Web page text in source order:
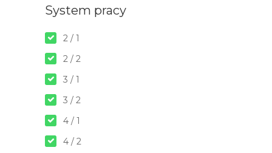
System pracy
2 / 1
2 / 2
3 / 1
3 / 2
4 / 1
4 / 2